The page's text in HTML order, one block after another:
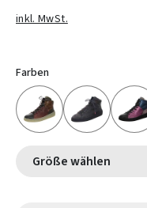
inkl. MwSt.
Farben
Größe wählen